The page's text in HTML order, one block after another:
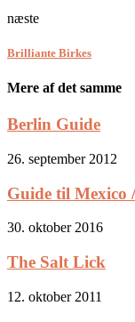
næste
Brilliante Birkes
Mere af det samme
Berlin Guide
26. september 2012
Guide til Mexico
30. oktober 2016
The Salt Lick
12. oktober 2011